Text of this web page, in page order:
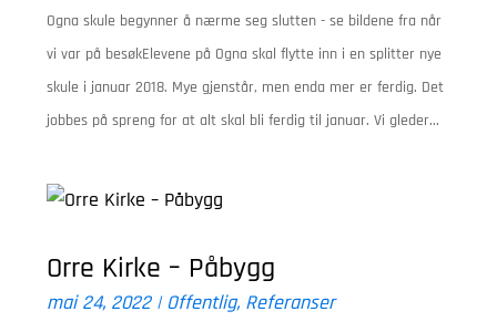
Ogna skule begynner å nærme seg slutten - se bildene fra når
vi var på besøkElevene på Ogna skal flytte inn i en splitter nye
skule i januar 2018. Mye gjenstår, men enda mer er ferdig. Det
jobbes på spreng for at alt skal bli ferdig til januar. Vi gleder...
Orre Kirke – Påbygg
mai 24, 2022|Offentlig, Referanser